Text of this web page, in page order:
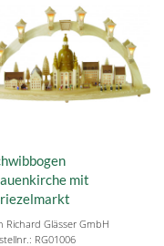
mit
Richard Glässer GmbH
RG01006